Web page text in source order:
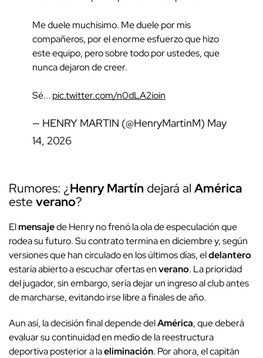
Me duele muchísimo. Me duele por mis
compañeros, por el enorme esfuerzo que hizo
este equipo, pero sobre todo por ustedes, que
nunca dejaron de creer.
Sé... pic.twitter.com/n0dLA2ioin
— HENRY MARTIN (@HenryMartinM) May
14, 2026
Rumores: ¿Henry Martín dejará al América
este verano?
Elmensajede Henry no frenó la ola de especulación que
rodea su futuro. Su contrato termina en diciembre y, según
versiones que han circulado en los últimos días, eldelantero
estaría abierto a escuchar ofertas enverano. La prioridad
del jugador, sin embargo, sería dejar un ingreso al club antes
de marcharse, evitando irse libre a finales de año.
Aun así, la decisión final depende delAmérica, que deberá
evaluar su continuidad en medio de la reestructura
deportiva posterior a laeliminación. Por ahora, el capitán